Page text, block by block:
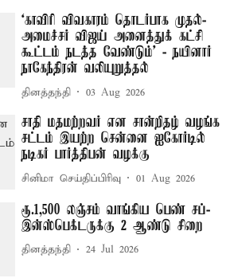
‘காவிரி விவகாரம் தொடர்பாக முதல்-
அமைச்சர் விஜய் அனைத்துக் கட்சி
கூட்டம் நடத்த வேண்டும்’ - நயினார்
நாகேந்திரன் வலியுறுத்தல்
தினத்தந்தி 03 Aug 2026
சாதி மதமற்றவர் என சான்றிதழ் வழங்க
சட்டம் இயற்ற சென்னை ஐகோர்டில்
நடிகர் பார்த்திபன் வழக்கு
சினிமா செய்திப்பிரிவு 01 Aug 2026
ரூ.1,500 லஞ்சம் வாங்கிய பெண் சப்-
இன்ஸ்பெக்டருக்கு 2 ஆண்டு சிறை
தினத்தந்தி 24 Jul 2026